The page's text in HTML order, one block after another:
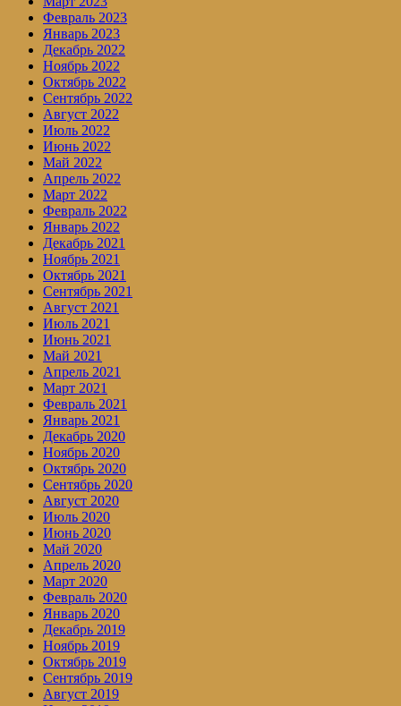
Февраль 2023
Январь 2023
Декабрь 2022
Ноябрь 2022
Октябрь 2022
Сентябрь 2022
Август 2022
Июль 2022
Июнь 2022
Май 2022
Апрель 2022
Март 2022
Февраль 2022
Январь 2022
Декабрь 2021
Ноябрь 2021
Октябрь 2021
Сентябрь 2021
Август 2021
Июль 2021
Июнь 2021
Май 2021
Апрель 2021
Март 2021
Февраль 2021
Январь 2021
Декабрь 2020
Ноябрь 2020
Октябрь 2020
Сентябрь 2020
Август 2020
Июль 2020
Июнь 2020
Май 2020
Апрель 2020
Март 2020
Февраль 2020
Январь 2020
Декабрь 2019
Ноябрь 2019
Октябрь 2019
Сентябрь 2019
Август 2019